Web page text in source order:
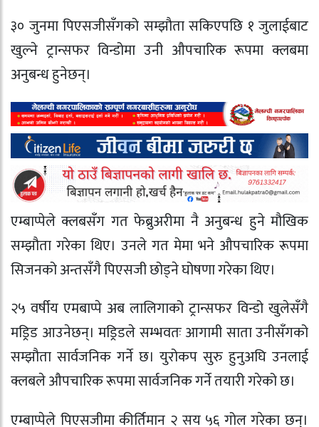
३० जुनमा पिएसजीसँगको सम्झौता सकिएपछि १ जुलाईबाट
खुल्ने ट्रान्सफर विन्डोमा उनी औपचारिक रूपमा क्लबमा
अनुबन्ध हुनेछन्।
एम्बाप्पेले क्लबसँग गत फेब्रुअरीमा नै अनुबन्ध हुने मौखिक
सम्झौता गरेका थिए। उनले गत मेमा भने औपचारिक रूपमा
सिजनको अन्तसँगै पिएसजी छोड्ने घोषणा गरेका थिए।
२५ वर्षीय एमबाप्पे अब लालिगाको ट्रान्सफर विन्डो खुलेसँगै
मड्रिड आउनेछन्। मड्रिडले सम्भवतः आगामी साता उनीसँगको
सम्झौता सार्वजनिक गर्ने छ। युरोकप सुरु हुनुअघि उनलाई
क्लबले औपचारिक रूपमा सार्वजनिक गर्ने तयारी गरेको छ।
एम्बाप्पेले पिएसजीमा कीर्तिमान २ सय ५६ गोल गरेका छन्।